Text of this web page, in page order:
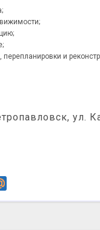
перепланировки и
ул.